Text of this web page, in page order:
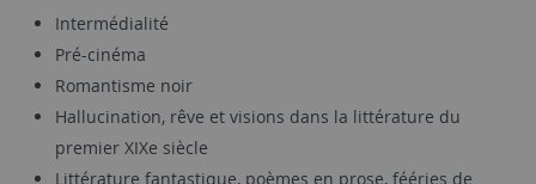
Intermédialité
Pré-cinéma
Romantisme noir
Hallucination, rêve et visions dans la littérature du
premier XIXe siècle
Littérature fantastique, poèmes en prose, fééries de